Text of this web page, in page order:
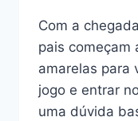
Com a
pais começam
amarelas para
jogo e entrar
uma dúvida